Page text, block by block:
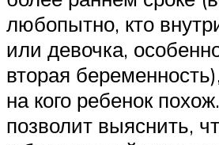
любопытно, кто
или девочка,
вторая
на кого ребенок
позволит выяснить,